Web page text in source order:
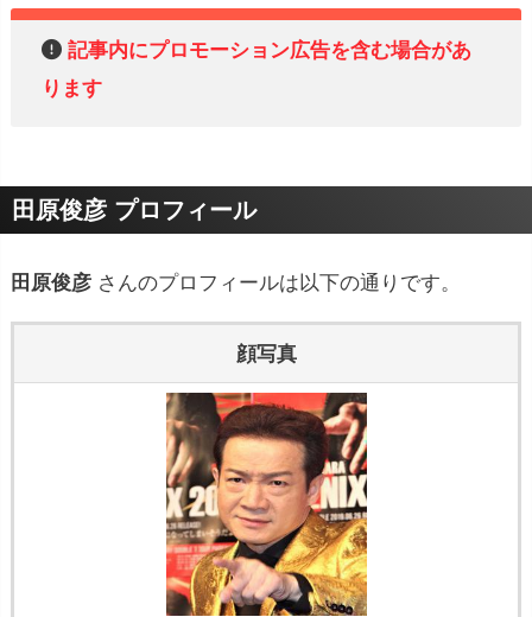
記事内にプロモーション広告を含む場合があ
ります
田原俊彦 プロフィール
田原俊彦 さんのプロフィールは以下の通りです。
顔写真